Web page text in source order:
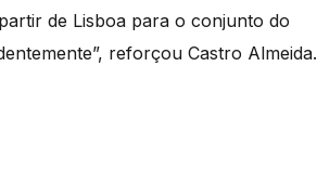
de Lisboa para o conjunto do
reforçou Castro Almeida.